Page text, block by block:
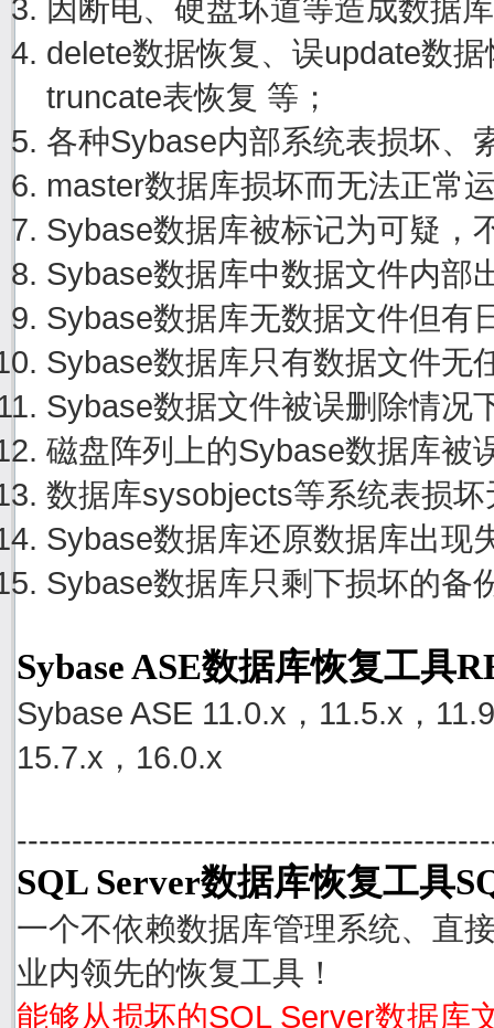
因断电、硬盘坏道等造成数据
delete数据恢复、误update数
truncate表恢复 等；
各种Sybase内部系统表损坏、
master数据库损坏而无法正常
Sybase数据库被标记为可疑，
Sybase数据库中数据文件内部
Sybase数据库无数据文件但有
Sybase数据库只有数据文件无
Sybase数据文件被误删除情况
磁盘阵列上的Sybase数据库被
数据库sysobjects等系统表损
Sybase数据库还原数据库出现
Sybase数据库只剩下损坏的备
Sybase ASE数据库恢复工具
Sybase ASE 11.0.x，11.5.x，
15.7.x，16.0.x
SQL Server数据库恢复工具
一个不依赖数据库管理系统、直
业内领先的恢复工具！
能够从损坏的SQL Server数据库